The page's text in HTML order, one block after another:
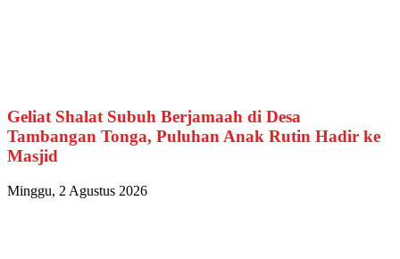
Geliat Shalat Subuh Berjamaah di Desa
Tambangan Tonga, Puluhan Anak Rutin Hadir ke
Masjid
Minggu, 2 Agustus 2026